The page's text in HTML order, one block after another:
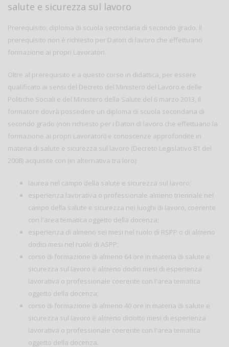
salute e sicurezza sul lavoro
Prerequisito: diploma di scuola secondaria di secondo grado. Il
prerequisito non è richiesto per Datori di lavoro che effettuano
formazione ai propri Lavoratori.
Oltre al prerequisito e a questo corso in didattica, per essere
qualificato ai sensi del Decreto del Ministero del Lavoro e delle
Politiche Sociali e del Ministero della Salute del 6 marzo 2013, il
formatore dovrà possedere un diploma di scuola secondaria di
secondo grado (non richiesto per i Datori di lavoro che effettuano la
formazione ai propri Lavoratori) e conoscenze approfondite in
materia di salute e sicurezza sul lavoro (Decreto Legislativo 81 del
2008) acquisite con (in alternativa tra loro):
laurea nel campo della salute e sicurezza sul lavoro;
esperienza lavorativa o professionale almeno triennale nel
campo della salute e sicurezza nei luoghi di lavoro, coerente
con l'area tematica oggetto della docenza;
esperienza di almeno sei mesi nel ruolo di RSPP o di almeno
dodici mesi nel ruolo di ASPP;
corso di formazione di almeno 64 ore in materia di salute e
sicurezza sul lavoro e almeno dodici mesi di esperienza
lavorativa o professionale coerente con l'area tematica
oggetto della docenza;
corso di formazione di almeno 40 ore in materia di salute e
sicurezza sul lavoro e almeno diciotto mesi di esperienza
lavorativa o professionale coerente con l'area tematica
oggetto della docenza.